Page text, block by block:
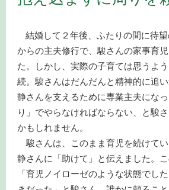
結婚して２年後、ふたりの間に待
からの主夫修行で、駿さんの家事育
た。しかし、実際の子育ては思うよ
続。駿さんはだんだんと精神的に追い
静さんを支えるために専業主夫にな
り」でやらなければならない、と駿
かもしれません。
駿さんは、このまま育児を続けてい
静さんに「助けて」と伝えました。
「育児ノイローゼのような状態でし